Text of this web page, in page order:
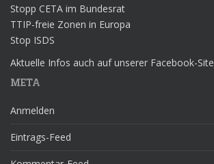
Stopp CETA im Bundesrat
TTIP-freie Zonen in Europa
Stop ISDS
Aktuelle Infos auch auf unserer Facebook-Site
META
Anmelden
Eintrags-Feed